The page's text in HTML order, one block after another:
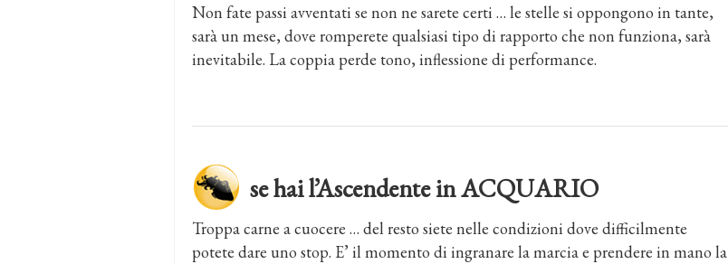
Non fate passi avventati se non ne sarete certi … le stelle si oppongono in tante,
sarà un mese, dove romperete qualsiasi tipo di rapporto che non funziona, sarà
inevitabile. La coppia perde tono, inflessione di performance.
se hai l’Ascendente in ACQUARIO
Troppa carne a cuocere … del resto siete nelle condizioni dove difficilmente
potete dare uno stop. E’ il momento di ingranare la marcia e prendere in mano la